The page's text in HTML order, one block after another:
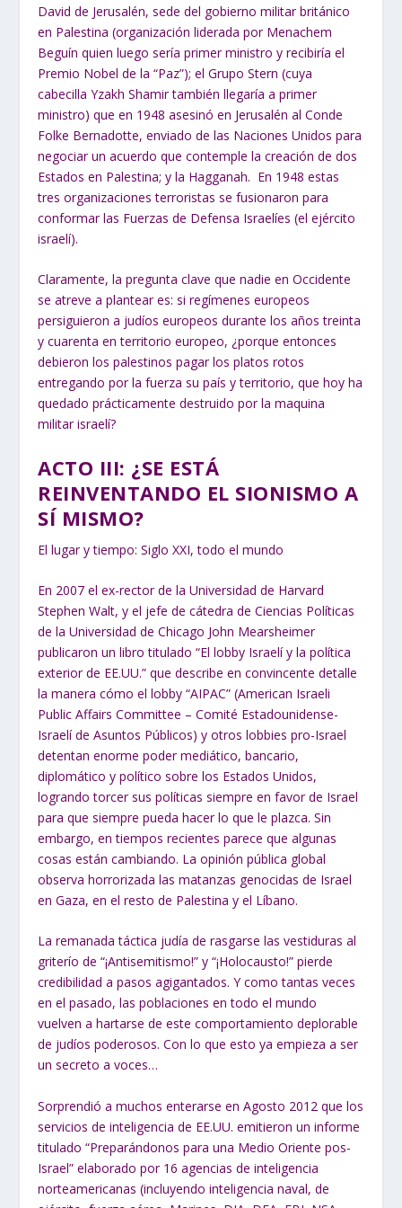
David de Jerusalén, sede del gobierno militar británico
en Palestina (organización liderada por Menachem
Beguín quien luego sería primer ministro y recibiría el
Premio Nobel de la “Paz”); el Grupo Stern (cuya
cabecilla Yzakh Shamir también llegaría a primer
ministro) que en 1948 asesinó en Jerusalén al Conde
Folke Bernadotte, enviado de las Naciones Unidos para
negociar un acuerdo que contemple la creación de dos
Estados en Palestina; y la Hagganah. En 1948 estas
tres organizaciones terroristas se fusionaron para
conformar las Fuerzas de Defensa Israelíes (el ejército
israelí).
Claramente, la pregunta clave que nadie en Occidente
se atreve a plantear es: si regímenes europeos
persiguieron a judíos europeos durante los años treinta
y cuarenta en territorio europeo, ¿porque entonces
debieron los palestinos pagar los platos rotos
entregando por la fuerza su país y territorio, que hoy ha
quedado prácticamente destruido por la maquina
militar israelí?
ACTO III: ¿SE ESTÁ
REINVENTANDO EL SIONISMO A
SÍ MISMO?
El lugar y tiempo: Siglo XXI, todo el mundo
En 2007 el ex-rector de la Universidad de Harvard
Stephen Walt, y el jefe de cátedra de Ciencias Políticas
de la Universidad de Chicago John Mearsheimer
publicaron un libro titulado “El lobby Israelí y la política
exterior de EE.UU.” que describe en convincente detalle
la manera cómo el lobby “AIPAC” (American Israeli
Public Affairs Committee – Comité Estadounidense-
Israelí de Asuntos Públicos) y otros lobbies pro-Israel
detentan enorme poder mediático, bancario,
diplomático y político sobre los Estados Unidos,
logrando torcer sus políticas siempre en favor de Israel
para que siempre pueda hacer lo que le plazca. Sin
embargo, en tiempos recientes parece que algunas
cosas están cambiando. La opinión pública global
observa horrorizada las matanzas genocidas de Israel
en Gaza, en el resto de Palestina y el Líbano.
La remanada táctica judía de rasgarse las vestiduras al
griterío de “¡Antisemitismo!” y “¡Holocausto!” pierde
credibilidad a pasos agigantados. Y como tantas veces
en el pasado, las poblaciones en todo el mundo
vuelven a hartarse de este comportamiento deplorable
de judíos poderosos. Con lo que esto ya empieza a ser
un secreto a voces…
Sorprendió a muchos enterarse en Agosto 2012 que los
servicios de inteligencia de EE.UU. emitieron un informe
titulado “Preparándonos para una Medio Oriente pos-
Israel” elaborado por 16 agencias de inteligencia
norteamericanas (incluyendo inteligencia naval, de